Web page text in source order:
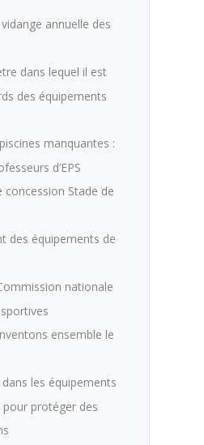
annuelle des
dans lequel il est
des équipements
manquantes :
d’EPS
Stade de
des équipements de
nationale
ensemble le
dans les équipements
protéger des